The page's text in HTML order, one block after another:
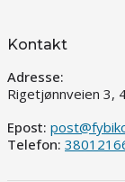
Kontakt
Adresse:
Rigetjønnveien 3,
Epost:
Telefon: